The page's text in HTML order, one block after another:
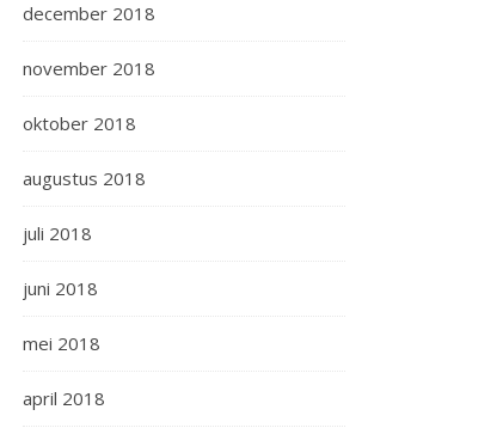
december 2018
november 2018
oktober 2018
augustus 2018
juli 2018
juni 2018
mei 2018
april 2018